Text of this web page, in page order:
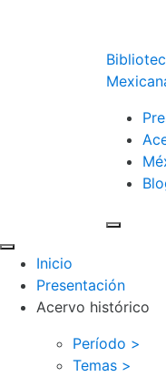
Inicio
Presentación
Acervo histórico
Período >
Temas >